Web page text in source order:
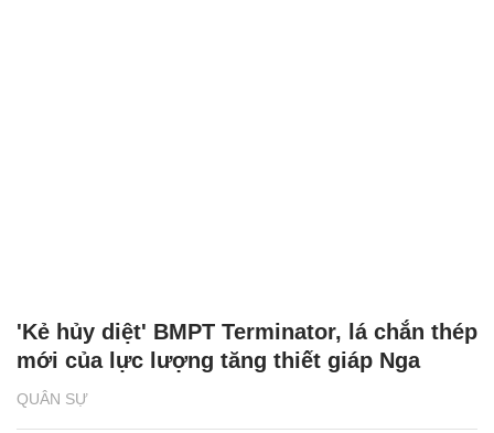
QUÂN SỰ
'Kẻ hủy diệt' BMPT Terminator, lá chắn thép
mới của lực lượng tăng thiết giáp Nga